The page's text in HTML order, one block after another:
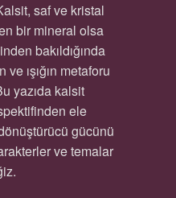
saf ve kristal
bir mineral olsa
bakıldığında
ve ışığın metaforu
yazıda kalsit
ele
gücünü
ve temalar